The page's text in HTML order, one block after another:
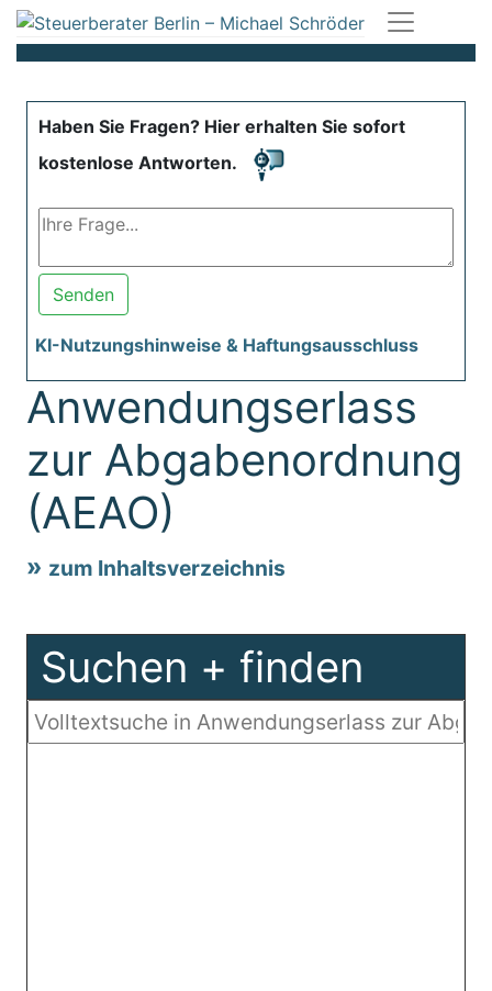
Haben Sie Fragen? Hier erhalten Sie sofort
kostenlose Antworten.
Senden
KI-Nutzungshinweise & Haftungsausschluss
Anwendungserlass
zur Abgabenordnung
(AEAO)
zum Inhaltsverzeichnis
Suchen + finden